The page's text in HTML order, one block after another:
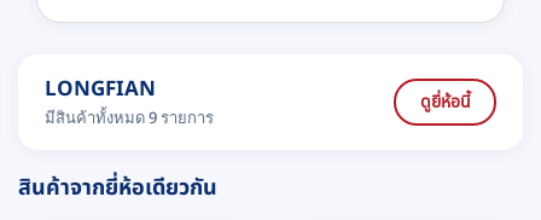
LONGFIAN
มีสินค้าทั้งหมด 9 รายการ
ดูยี่ห้อนี้
สินค้าจากยี่ห้อเดียวกัน